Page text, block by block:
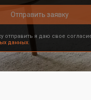
Отправить заявку
отправить я даю свое
данных.